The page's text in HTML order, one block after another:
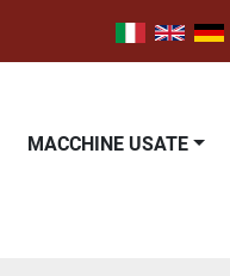
MACCHINE USATE